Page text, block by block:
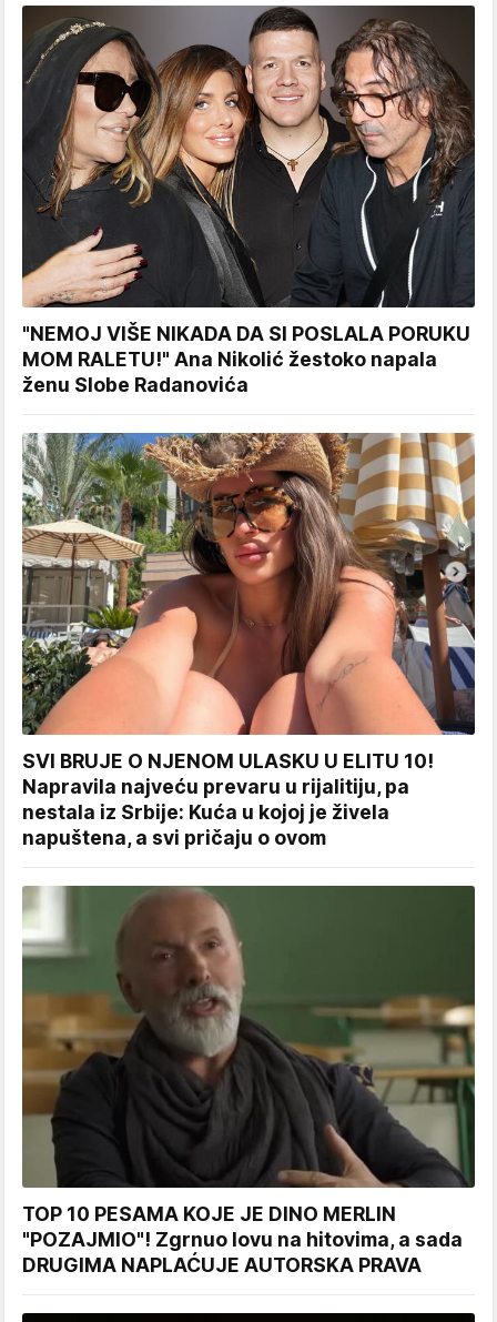
"NEMOJ VIŠE NIKADA DA SI POSLALA PORUKU
MOM RALETU!" Ana Nikolić žestoko napala
ženu Slobe Radanovića
SVI BRUJE O NJENOM ULASKU U ELITU 10!
Napravila najveću prevaru u rijalitiju, pa
nestala iz Srbije: Kuća u kojoj je živela
napuštena, a svi pričaju o ovom
TOP 10 PESAMA KOJE JE DINO MERLIN
"POZAJMIO"! Zgrnuo lovu na hitovima, a sada
DRUGIMA NAPLAĆUJE AUTORSKA PRAVA